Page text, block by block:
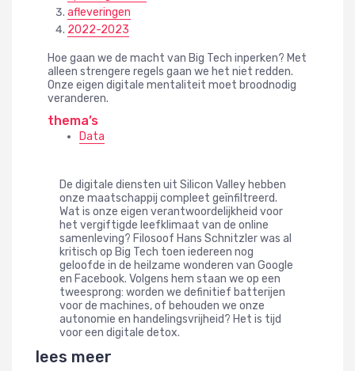
afleveringen
2022-2023
Hoe gaan we de macht van Big Tech inperken? Met
alleen strengere regels gaan we het niet redden.
Onze eigen digitale mentaliteit moet broodnodig
veranderen.
thema’s
Data
De digitale diensten uit Silicon Valley hebben
onze maatschappij compleet geïnfiltreerd.
Wat is onze eigen verantwoordelijkheid voor
het vergiftigde leefklimaat van de online
samenleving? Filosoof Hans Schnitzler was al
kritisch op Big Tech toen iedereen nog
geloofde in de heilzame wonderen van Google
en Facebook. Volgens hem staan we op een
tweesprong: worden we definitief batterijen
voor de machines, of behouden we onze
autonomie en handelingsvrijheid? Het is tijd
voor een digitale detox.
lees meer